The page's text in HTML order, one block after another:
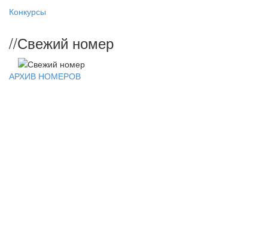
Конкурсы
//Свежий номер
АРХИВ НОМЕРОВ